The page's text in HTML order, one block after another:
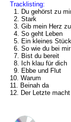
Tracklisting:
1. Du gehörst zu
2. Stark
3. Gib mein Herz
4. So geht Leben
5. Ein kleines Stück
6. So wie du bei
7. Bist du bereit
8. Ich klau für dich
9. Ebbe und Flut
10. Warum
11. Beinah da
12. Der Letzte